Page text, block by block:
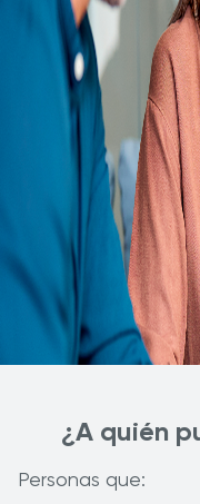
¿A quién
Personas que: